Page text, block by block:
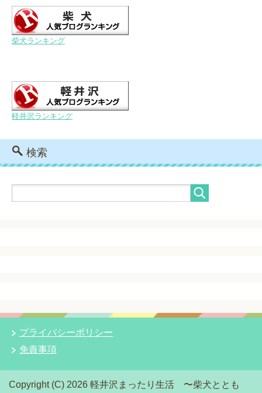
柴犬ランキング
軽井沢ランキング
検索
プライバシーポリシー
免責事項
Copyright (C) 2026 軽井沢まったり生活 〜柴犬ととも